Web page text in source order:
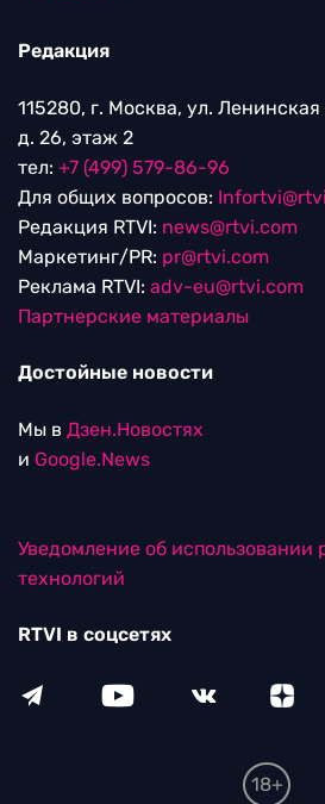
Редакция
115280, г. Москва, ул. Ленинская
д. 26, этаж 2
тел: +7 (499) 579-86-96
Для общих вопросов:
Редакция RTVI: news@rtvi.com
Маркетинг/PR: pr@rtvi.com
Реклама RTVI: adv-eu@rtvi.com
Партнерские материалы
Достойные новости
Мы в Дзен.Новостях
и Google.News
Уведомление об использовании
технологий
RTVI в соцсетях
18+